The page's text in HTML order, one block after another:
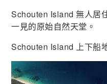
Schouten Island 無人居
一見的原始自然天堂。
Schouten Island 上下船